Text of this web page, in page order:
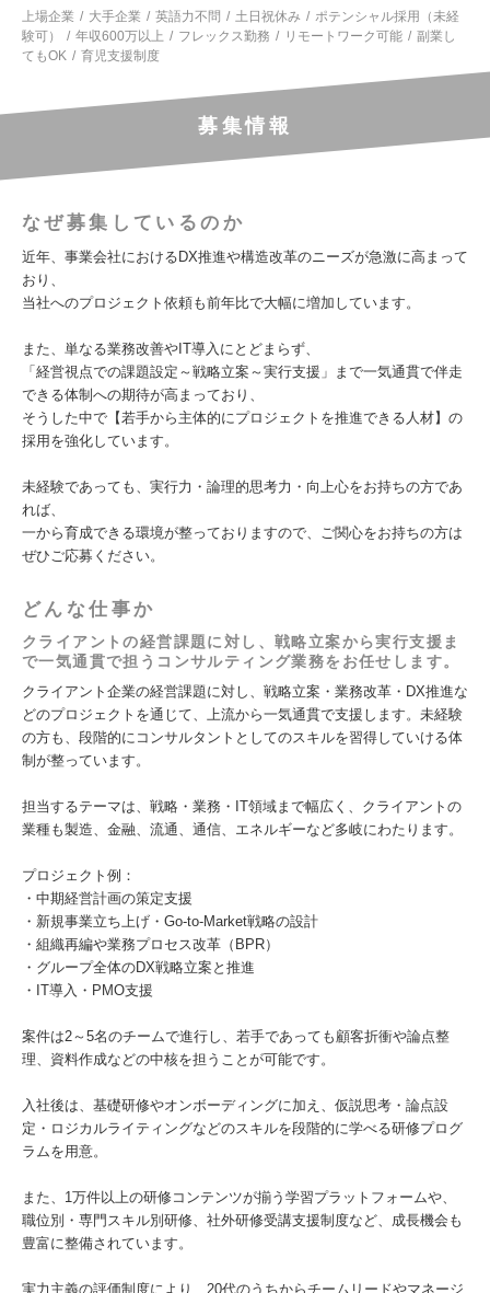
上場企業
大手企業 英語力不問 土日祝休み
ポテンシャル採用（未経
験可）
年収600万以上 フレックス勤務 リモートワーク可能
副業し
てもOK
育児支援制度
募集情報
なぜ募集しているのか
近年、事業会社におけるDX推進や構造改革のニーズが急激に高まって
おり、
当社へのプロジェクト依頼も前年比で大幅に増加しています。
また、単なる業務改善やIT導入にとどまらず、
「経営視点での課題設定～戦略立案～実行支援」まで一気通貫で伴走
できる体制への期待が高まっており、
そうした中で【若手から主体的にプロジェクトを推進できる人材】の
採用を強化しています。
未経験であっても、実行力・論理的思考力・向上心をお持ちの方であ
れば、
一から育成できる環境が整っておりますので、ご関心をお持ちの方は
ぜひご応募ください。
どんな仕事か
クライアントの経営課題に対し、戦略立案から実行支援ま
で一気通貫で担うコンサルティング業務をお任せします。
クライアント企業の経営課題に対し、戦略立案・業務改革・DX推進な
どのプロジェクトを通じて、上流から一気通貫で支援します。未経験
の方も、段階的にコンサルタントとしてのスキルを習得していける体
制が整っています。
担当するテーマは、戦略・業務・IT領域まで幅広く、クライアントの
業種も製造、金融、流通、通信、エネルギーなど多岐にわたります。
プロジェクト例：
・中期経営計画の策定支援
・新規事業立ち上げ・Go-to-Market戦略の設計
・組織再編や業務プロセス改革（BPR）
・グループ全体のDX戦略立案と推進
・IT導入・PMO支援
案件は2～5名のチームで進行し、若手であっても顧客折衝や論点整
理、資料作成などの中核を担うことが可能です。
入社後は、基礎研修やオンボーディングに加え、仮説思考・論点設
定・ロジカルライティングなどのスキルを段階的に学べる研修プログ
ラムを用意。
また、1万件以上の研修コンテンツが揃う学習プラットフォームや、
職位別・専門スキル別研修、社外研修受講支援制度など、成長機会も
豊富に整備されています。
実力主義の評価制度により、20代のうちからチームリードやマネージ